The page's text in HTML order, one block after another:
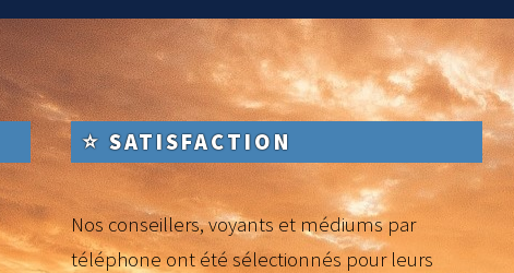
⭐ SATISFACTION
Nos conseillers, voyants et médiums par
téléphone ont été sélectionnés pour leurs